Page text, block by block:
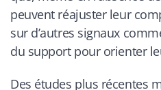
peuvent réajuster leur
sur d’autres signaux
du support pour orienter
Des études plus récentes